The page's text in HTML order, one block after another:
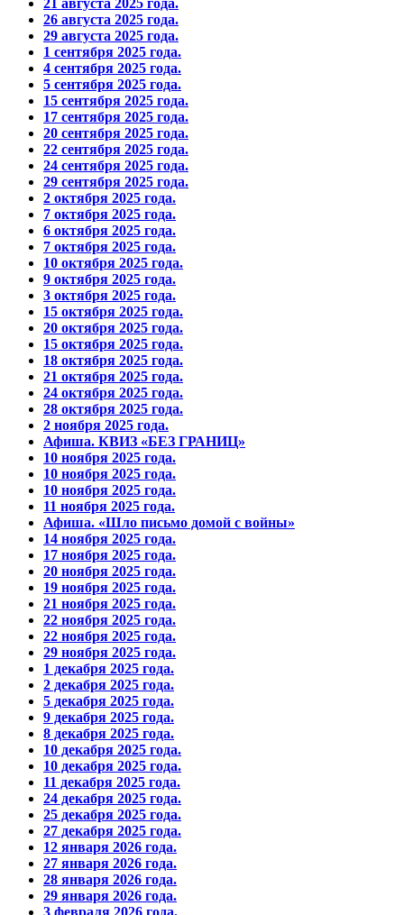
26 августа 2025 года.
29 августа 2025 года.
1 сентября 2025 года.
4 сентября 2025 года.
5 сентября 2025 года.
15 сентября 2025 года.
17 сентября 2025 года.
20 сентября 2025 года.
22 сентября 2025 года.
24 сентября 2025 года.
29 сентября 2025 года.
2 октября 2025 года.
7 октября 2025 года.
6 октября 2025 года.
7 октября 2025 года.
10 октября 2025 года.
9 октября 2025 года.
3 октября 2025 года.
15 октября 2025 года.
20 октября 2025 года.
15 октября 2025 года.
18 октября 2025 года.
21 октября 2025 года.
24 октября 2025 года.
28 октября 2025 года.
2 ноября 2025 года.
Афиша. КВИЗ «БЕЗ ГРАНИЦ»
10 ноября 2025 года.
10 ноября 2025 года.
10 ноября 2025 года.
11 ноября 2025 года.
Афиша. «Шло письмо домой с войны»
14 ноября 2025 года.
17 ноября 2025 года.
20 ноября 2025 года.
19 ноября 2025 года.
21 ноября 2025 года.
22 ноября 2025 года.
22 ноября 2025 года.
29 ноября 2025 года.
1 декабря 2025 года.
2 декабря 2025 года.
5 декабря 2025 года.
9 декабря 2025 года.
8 декабря 2025 года.
10 декабря 2025 года.
10 декабря 2025 года.
11 декабря 2025 года.
24 декабря 2025 года.
25 декабря 2025 года.
27 декабря 2025 года.
12 января 2026 года.
27 января 2026 года.
28 января 2026 года.
29 января 2026 года.
3 февраля 2026 года.